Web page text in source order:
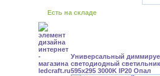
Есть на складе
Универсальный
светодиодный
595x295 3000K IP20 Опал